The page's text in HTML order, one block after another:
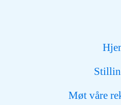
Møt våre